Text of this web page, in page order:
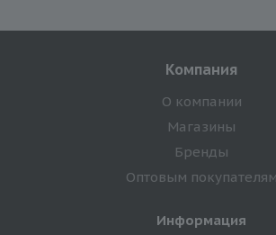
Компания
О компании
Магазины
Бренды
Оптовым покупателям
Информация